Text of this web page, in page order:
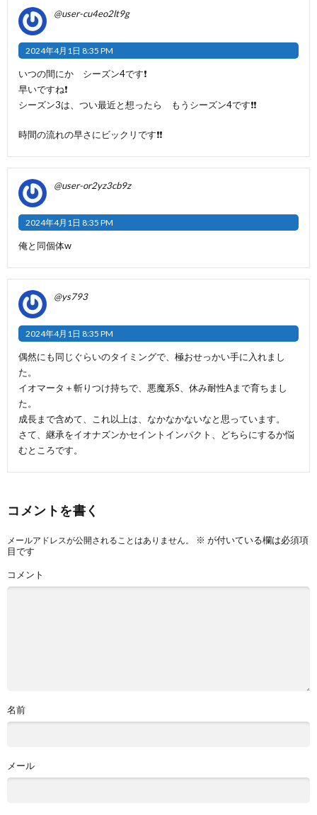
@user-cu4eo2lt9g
2024年4月1日 8:35 PM
いつの間にか シーズン4です❗
早いですね❗
シーズン3は、つい最近と想ったら もうシーズン4です❗❗
時間の流れの早さにビックリです❗❗
@user-or2yz3cb9z
2024年4月1日 8:35 PM
俺と同個体w
@ys793
2024年4月1日 8:35 PM
偶然にも同じぐらいのタイミングで、極おせっかい手に入れまし
た。
イオマータ＋斬りつけ持ちで、悪魔系S、休み耐性Aまで育ちまし
た。
成長まで含めて、これ以上は、なかなかないなと思っています。
さて、継承をイオナズンかセイントインパクト、どちらにするか悩
むところです。
コメントを書く
メールアドレスが公開されることはありません。 ※ が付いている欄は必須項
目です
コメント
名前
メール